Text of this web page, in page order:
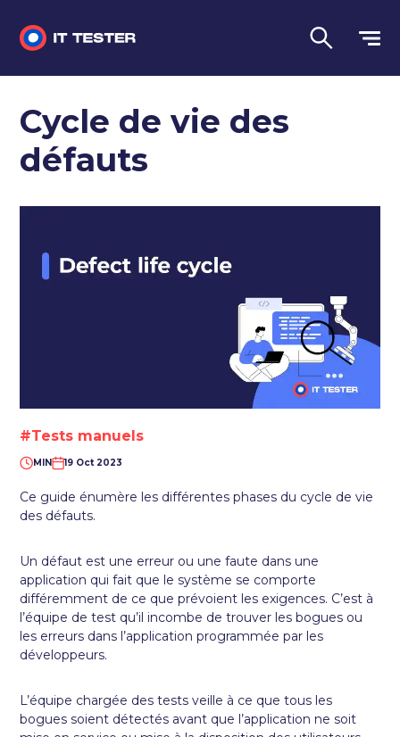
Questions d'entretien
Cycle de vie des
défauts
#Tests manuels
MIN 19 Oct 2023
Ce guide énumère les différentes phases du cycle de vie
des défauts.
Un défaut est une erreur ou une faute dans une
application qui fait que le système se comporte
différemment de ce que prévoient les exigences. C’est à
l’équipe de test qu’il incombe de trouver les bogues ou
les erreurs dans l’application programmée par les
développeurs.
L’équipe chargée des tests veille à ce que tous les
bogues soient détectés avant que l’application ne soit